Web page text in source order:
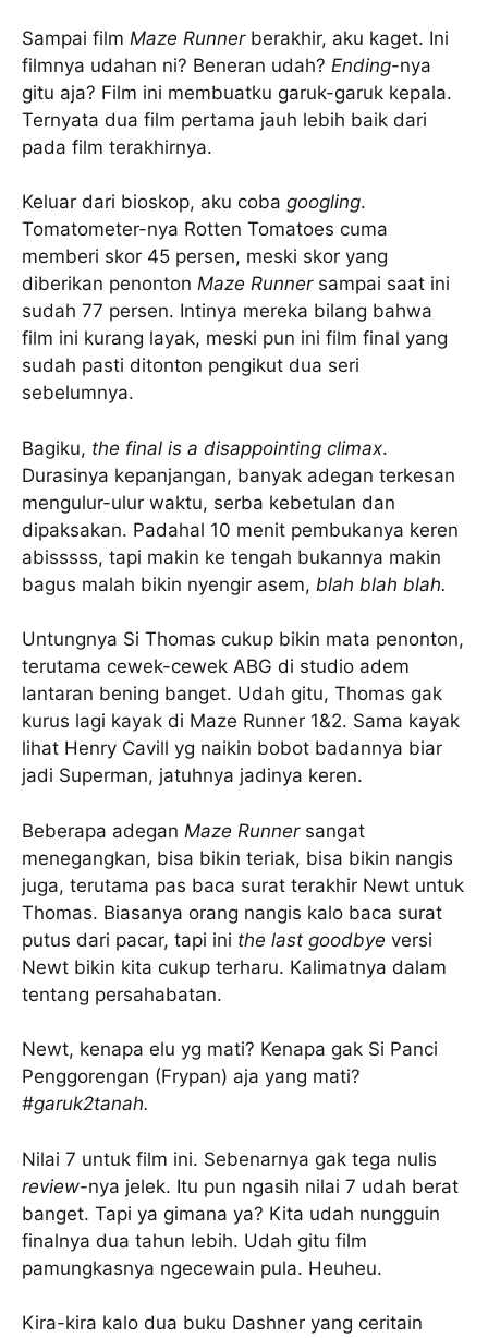
Sampai film Maze Runnerberakhir, aku kaget. Ini
filmnya udahan ni? Beneran udah? Ending-nya
gitu aja? Film ini membuatku garuk-garuk kepala.
Ternyata dua film pertama jauh lebih baik dari
pada film terakhirnya.
Keluar dari bioskop, aku coba googling.
Tomatometer-nya Rotten Tomatoes cuma
memberi skor 45 persen, meski skor yang
diberikan penonton Maze Runnersampai saat ini
sudah 77 persen. Intinya mereka bilang bahwa
film ini kurang layak, meski pun ini film final yang
sudah pasti ditonton pengikut dua seri
sebelumnya.
Bagiku, the final is a disappointing climax.
Durasinya kepanjangan, banyak adegan terkesan
mengulur-ulur waktu, serba kebetulan dan
dipaksakan. Padahal 10 menit pembukanya keren
abisssss, tapi makin ke tengah bukannya makin
bagus malah bikin nyengir asem, blah blah blah.
Untungnya Si Thomas cukup bikin mata penonton,
terutama cewek-cewek ABG di studio adem
lantaran bening banget. Udah gitu, Thomas gak
kurus lagi kayak di Maze Runner 1&2. Sama kayak
lihat Henry Cavill yg naikin bobot badannya biar
jadi Superman, jatuhnya jadinya keren.
Beberapa adegan Maze Runnersangat
menegangkan, bisa bikin teriak, bisa bikin nangis
juga, terutama pas baca surat terakhir Newt untuk
Thomas. Biasanya orang nangis kalo baca surat
putus dari pacar, tapi ini the last goodbye versi
Newt bikin kita cukup terharu. Kalimatnya dalam
tentang persahabatan.
Newt, kenapa elu yg mati? Kenapa gak Si Panci
Penggorengan (Frypan) aja yang mati?
#garuk2tanah.
Nilai 7 untuk film ini. Sebenarnya gak tega nulis
review-nya jelek. Itu pun ngasih nilai 7 udah berat
banget. Tapi ya gimana ya? Kita udah nungguin
finalnya dua tahun lebih. Udah gitu film
pamungkasnya ngecewain pula. Heuheu.
Kira-kira kalo dua buku Dashner yang ceritain